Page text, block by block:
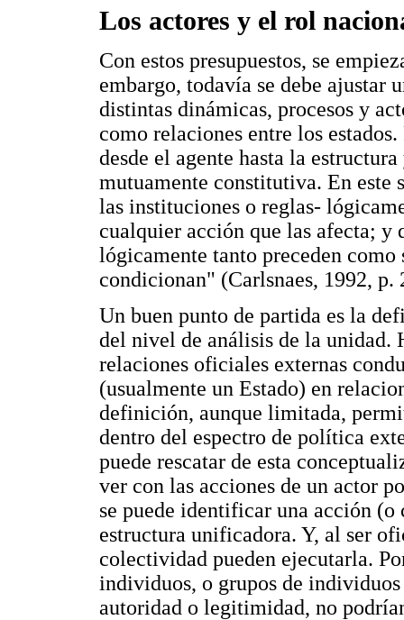
Los actores y el rol
Con estos presupuestos, se
embargo, todavía se debe ajustar
distintas dinámicas, procesos y
como relaciones entre los
desde el agente hasta la
mutuamente constitutiva. En este
las instituciones o reglas-
cualquier acción que las afecta;
lógicamente tanto preceden como
condicionan" (Carlsnaes, 1992, p.
Un buen punto de partida es la
del nivel de análisis de la unidad.
relaciones oficiales externas
(usualmente un Estado) en
definición, aunque limitada,
dentro del espectro de política
puede rescatar de esta
ver con las acciones de un actor
se puede identificar una acción (o
estructura unificadora. Y, al ser
colectividad pueden ejecutarla.
individuos, o grupos de
autoridad o legitimidad, no